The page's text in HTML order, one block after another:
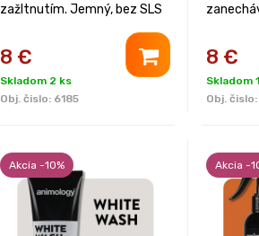
zažltnutím. Jemný, bez SLS
8 €
Skladom 2 ks
Obj. čislo: 6185
8 €
Skladom
Obj. čislo:
Akcia -10% Akcia -